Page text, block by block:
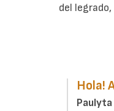
del
Hola!